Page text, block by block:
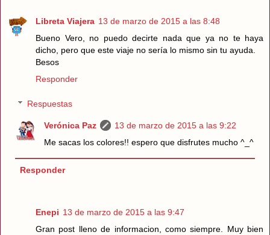
Libreta Viajera 13 de marzo de 2015 a las 8:48
Bueno Vero, no puedo decirte nada que ya no te haya
dicho, pero que este viaje no sería lo mismo sin tu ayuda.
Besos
Responder
Respuestas
Verónica Paz
13 de marzo de 2015 a las 9:22
Me sacas los colores!! espero que disfrutes mucho ^_^
Responder
Enepi 13 de marzo de 2015 a las 9:47
Gran post lleno de informacion, como siempre. Muy bien